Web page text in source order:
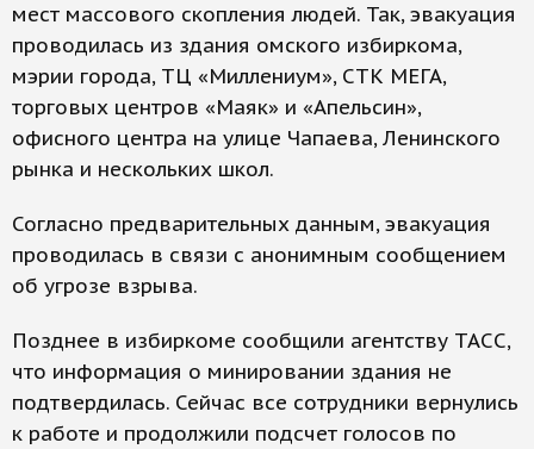
мест массового скопления людей. Так, эвакуация
проводилась из здания омского избиркома,
мэрии города, ТЦ «Миллениум», СТК МЕГА,
торговых центров «Маяк» и «Апельсин»,
офисного центра на улице Чапаева, Ленинского
рынка и нескольких школ.
Согласно предварительных данным, эвакуация
проводилась в связи с анонимным сообщением
об угрозе взрыва.
Позднее в избиркоме сообщили агентству ТАСС,
что информация о минировании здания не
подтвердилась. Сейчас все сотрудники вернулись
к работе и продолжили подсчет голосов по